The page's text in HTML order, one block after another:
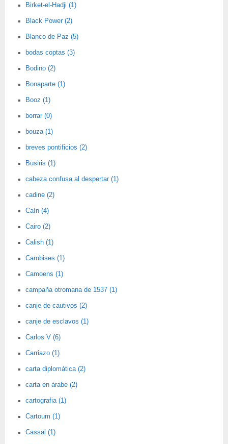
Birket-el-Hadji (1)
Black Power (2)
Blanco de Paz (5)
bodas coptas (3)
Bodino (2)
Bonaparte (1)
Booz (1)
borrar (0)
bouza (1)
breves pontificios (2)
Busiris (1)
cabeza confusa al despertar (1)
cadine (2)
Caín (4)
Cairo (2)
Calish (1)
Cambises (1)
Camoens (1)
campaña otromana de 1537 (1)
canje de cautivos (2)
canje de esclavos (1)
Carlos V (6)
Carriazo (1)
carta diplomática (2)
carta en árabe (2)
cartografia (1)
Cartoum (1)
Cassal (1)